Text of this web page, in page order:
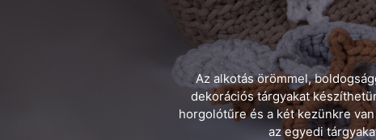
Az alkotás örömmel,
dekorációs tárgyakat
horgolótűre és a két kezünkre
az egyedi